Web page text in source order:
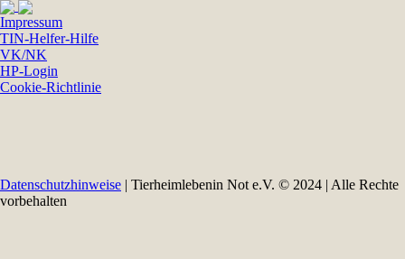
Impressum
TIN-Helfer-Hilfe
VK/NK
HP-Login
Cookie-Richtlinie
Datenschutzhinweise | Tierheimlebenin Not e.V. © 2024 | Alle Rechte
vorbehalten